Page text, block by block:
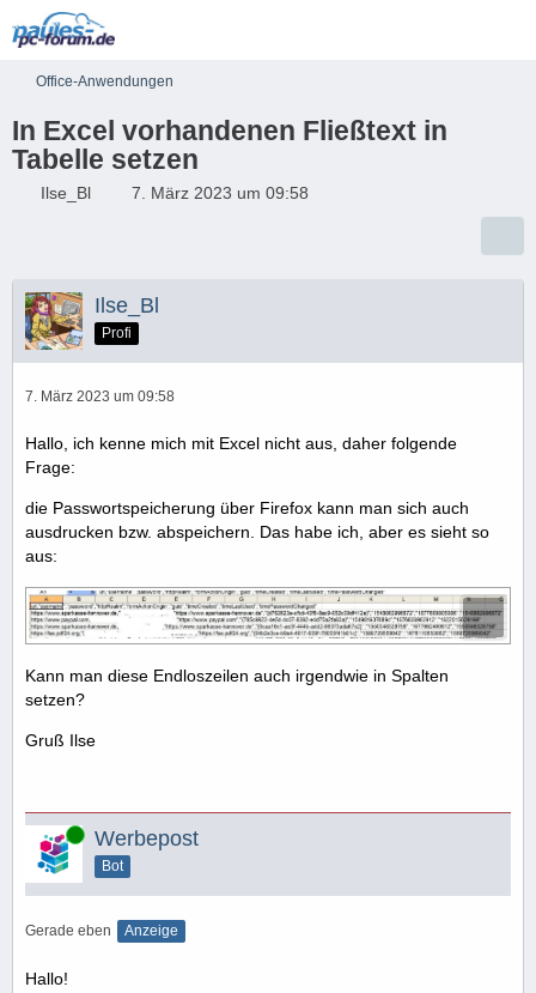
Office-Anwendungen
In Excel vorhandenen Fließtext in
Tabelle setzen
Ilse_Bl 7. März 2023 um 09:58
Ilse_Bl
Profi
7. März 2023 um 09:58
Hallo, ich kenne mich mit Excel nicht aus, daher folgende
Frage:
die Passwortspeicherung über Firefox kann man sich auch
ausdrucken bzw. abspeichern. Das habe ich, aber es sieht so
aus:
Kann man diese Endloszeilen auch irgendwie in Spalten
setzen?
Gruß Ilse
Online Werbepost
Bot
Gerade eben Anzeige
Hallo!